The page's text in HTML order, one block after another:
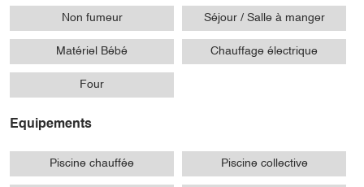
Non fumeur Séjour / Salle à manger
Matériel Bébé Chauffage électrique
Four
Equipements
Piscine chauffée Piscine collective